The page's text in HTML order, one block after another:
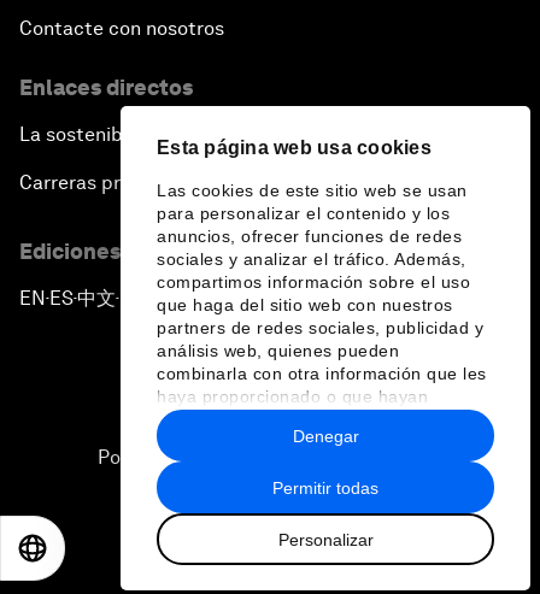
Esta página web usa cookies
Las cookies de este sitio web se usan
para personalizar el contenido y los
anuncios, ofrecer funciones de redes
sociales y analizar el tráfico. Además,
compartimos información sobre el uso
que haga del sitio web con nuestros
partners de redes sociales, publicidad y
análisis web, quienes pueden
combinarla con otra información que les
haya proporcionado o que hayan
recopilado a partir del uso que haya
hecho de sus servicios.
Permitir todas
Personalizar
Denegar
Contacte con nosotros
Enlaces directos
La sostenibilidad en el Foro
Carreras profesionales
Ediciones en otros idiomas
EN ▪ES▪中文▪ 日本語
Política de privacidad y normas de uso
Sitemap
2026 Foro Económico Mundial